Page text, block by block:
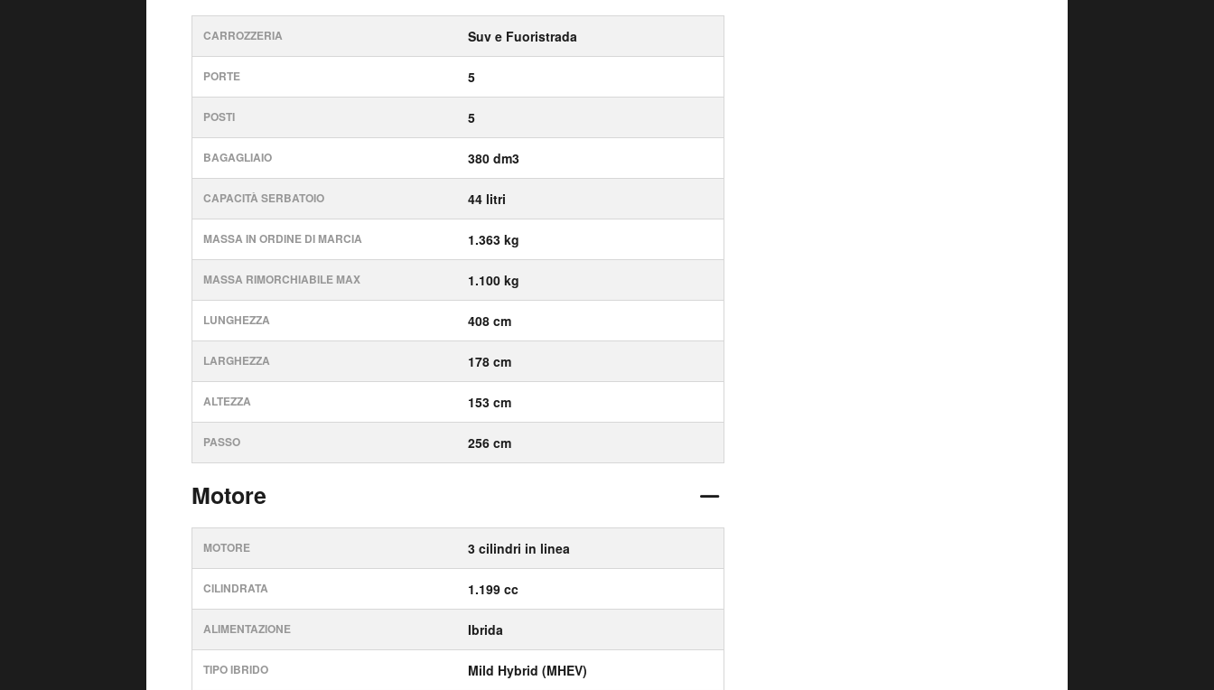
CARROZZERIA Suv e Fuoristrada
PORTE 5
POSTI 5
BAGAGLIAIO 380 dm3
CAPACITÀ SERBATOIO 44 litri
MASSA IN ORDINE DI MARCIA 1.363 kg
MASSA RIMORCHIABILE MAX 1.100 kg
LUNGHEZZA 408 cm
LARGHEZZA 178 cm
ALTEZZA 153 cm
PASSO 256 cm
Motore
MOTORE 3 cilindri in linea
CILINDRATA 1.199 cc
ALIMENTAZIONE Ibrida
TIPO IBRIDO Mild Hybrid (MHEV)